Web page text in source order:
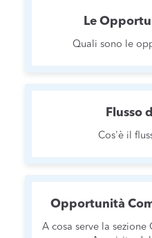
Le
Quali sono le
Flusso
Cos'è il
Opportunità
A cosa serve la